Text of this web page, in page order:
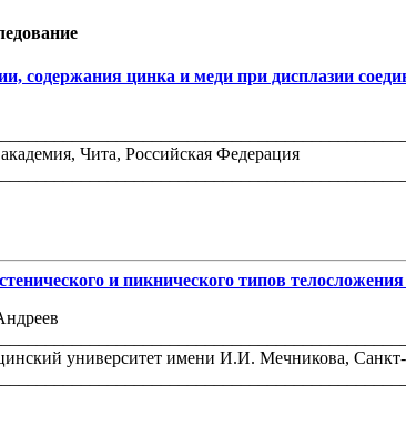
содержания цинка и меди при дисплазии
Чита, Российская Федерация
и пикнического типов
университет имени И.И. Мечникова, Санкт-